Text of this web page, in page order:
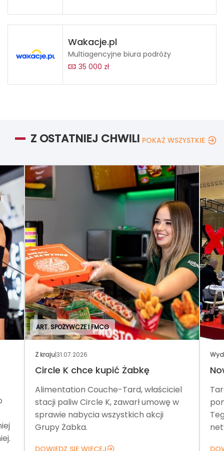
Wakacje.pl
Multiagencyjne biura podróży
35 000 zł
Z OSTATNIEJ CHWILI POKAŻ WSZYSTKIE
ART. SPOŻYWCZE I FMCG
Z kraju|31.07.2026
Circle K chce kupić Żabkę
Alimentation Couche-Tard, właściciel
stacji paliw Circle K, zawarł umowę w
sprawie nabycia wszystkich akcji
Grupy Żabka.
DOWIEDZ SIĘ WIĘCEJ